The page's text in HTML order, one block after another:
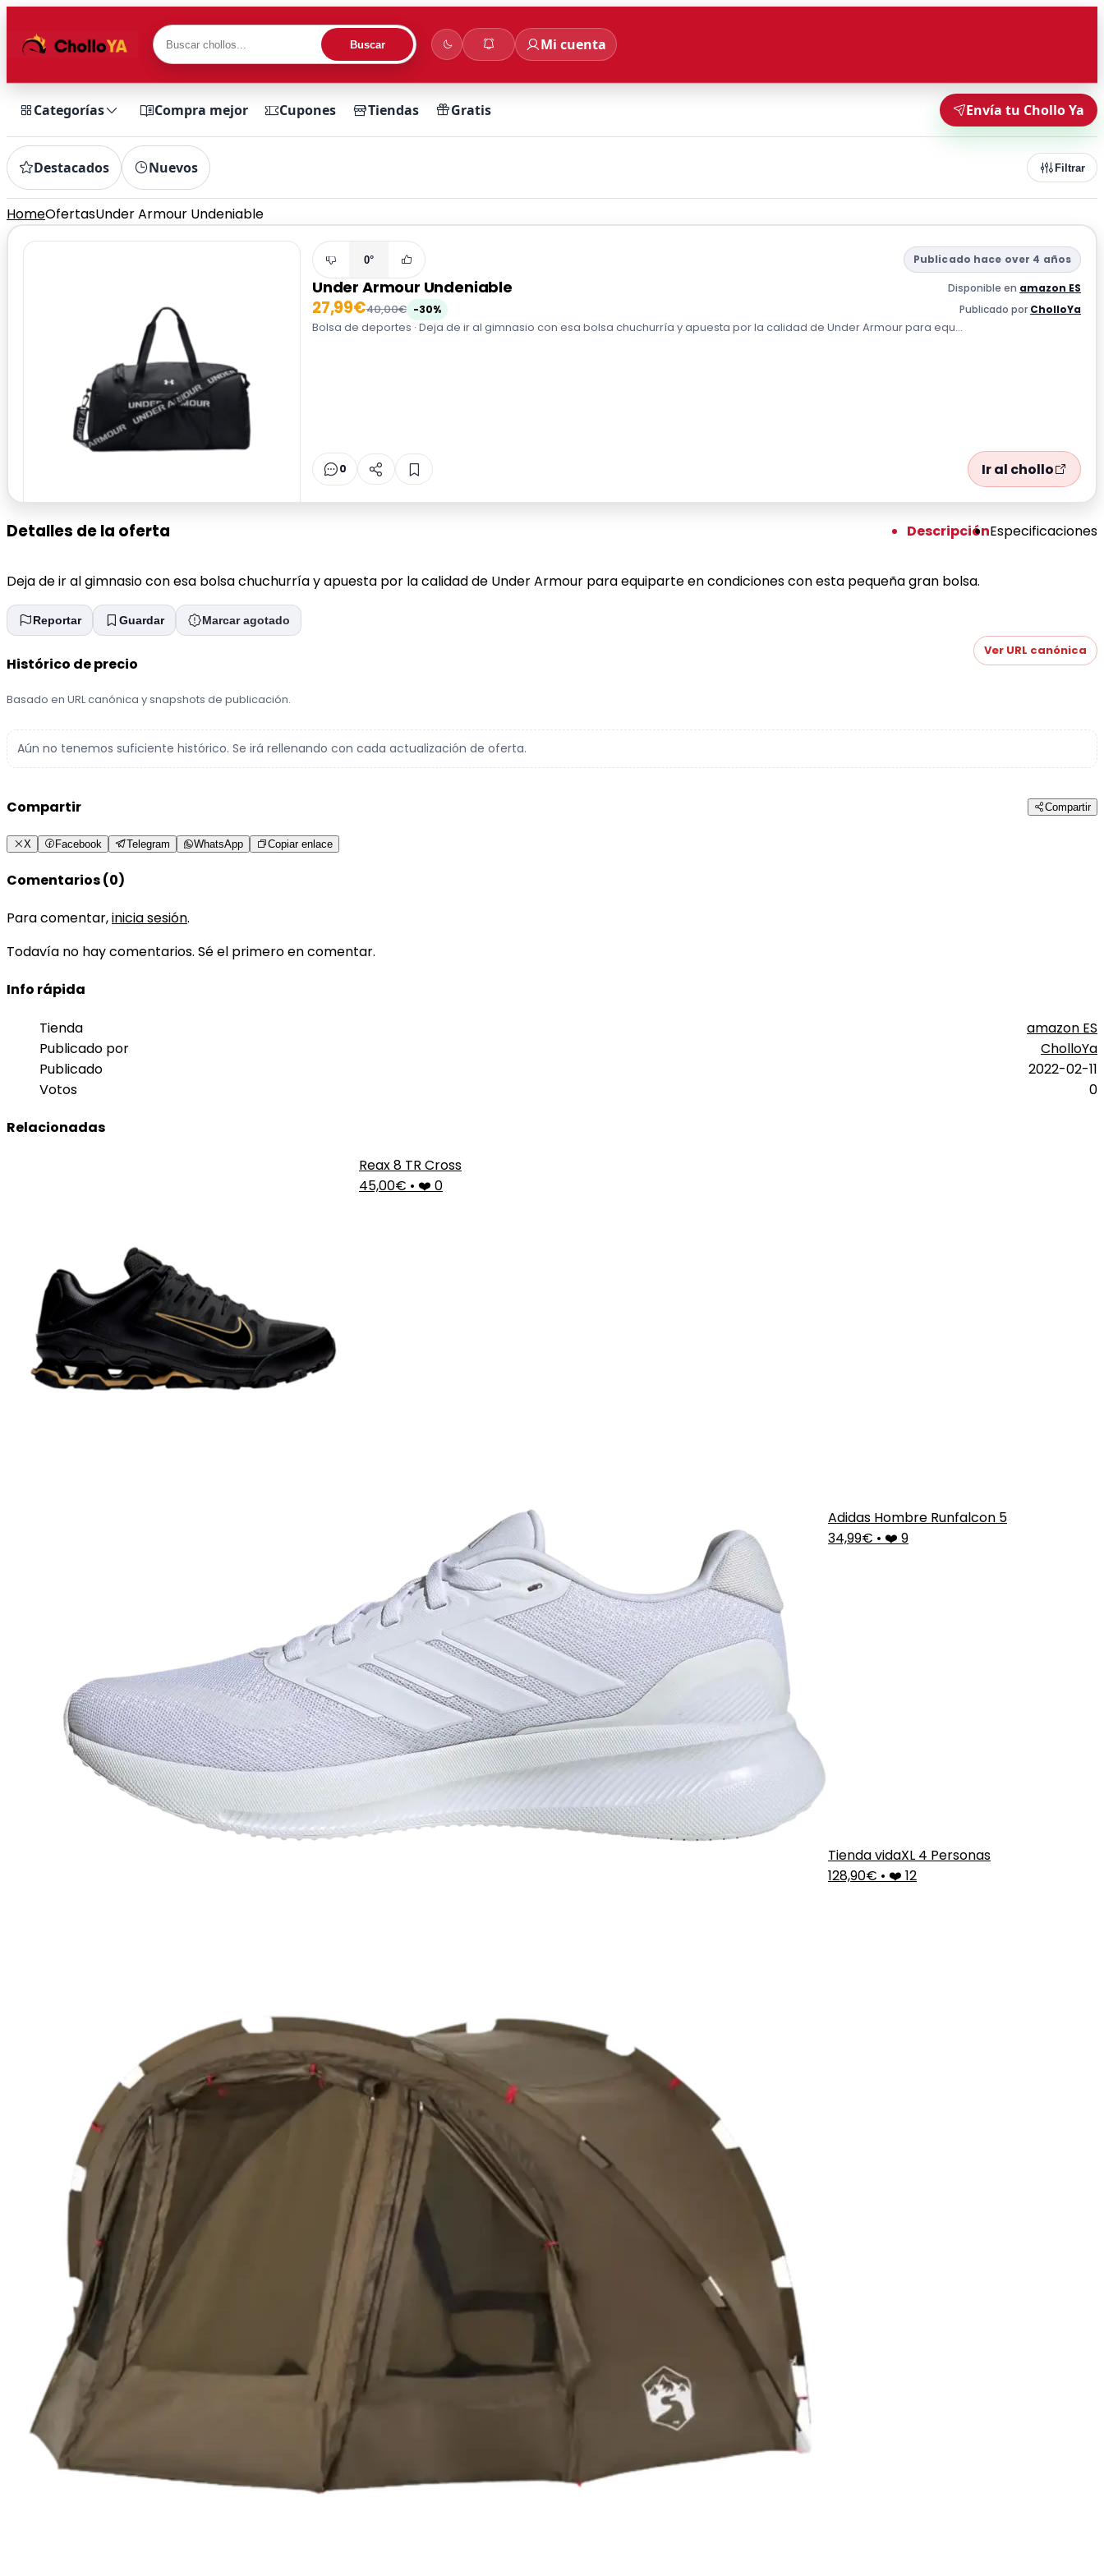
Buscar Mi cuenta
Categorías Compra mejor Cupones Tiendas Gratis Envía tu Chollo Ya
Destacados Nuevos Filtrar
HomeOfertasUnder Armour Undeniable
0° Publicado hace over 4 años
Under Armour Undeniable Disponible en amazon ES
27,99€40,00€ -30% Publicado por CholloYa
Bolsa de deportes · Deja de ir al gimnasio con esa bolsa chuchurría y apuesta por la calidad de Under Armour para equ...
0 Ir al chollo
Detalles de la oferta DescripciónEspecificaciones
Deja de ir al gimnasio con esa bolsa chuchurría y apuesta por la calidad de Under Armour para equiparte en condiciones con esta pequeña gran bolsa.
Reportar Guardar Marcar agotado
Histórico de precio
Basado en URL canónica y snapshots de publicación.
Ver URL canónica
Aún no tenemos suficiente histórico. Se irá rellenando con cada actualización de oferta.
Compartir Compartir
X Facebook Telegram WhatsApp Copiar enlace
Comentarios (0)
Para comentar,inicia sesión.
Todavía no hay comentarios. Sé el primero en comentar.
Info rápida
Tienda
amazon ES
Publicado por
CholloYa
Publicado
2022-02-11
Votos
0
Relacionadas
Reax 8 TR Cross
45,00€ • ❤️ 0
Adidas Hombre Runfalcon 5
34,99€ • ❤️ 9
Tienda vidaXL 4 Personas
128,90€ • ❤️ 12